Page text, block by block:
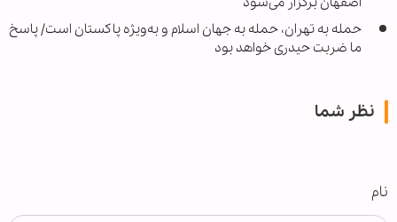
حمله به تهران، حمله به جهان اسلام و به‌ویژه پاکستان است/ پاسخ
ما ضربت حیدری خواهد بود
نظر شما
نام